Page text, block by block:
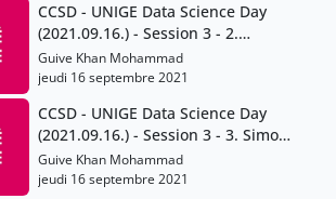
CCSD - UNIGE Data Science Day
(2021.09.16.) - Session 3 - 2.
Moupiya Maji
Guive Khan Mohammad
jeudi 16 septembre 2021
CCSD - UNIGE Data Science Day
(2021.09.16.) - Session 3 - 3. Simon
Gabay and Jean-Luc Falcone
Guive Khan Mohammad
jeudi 16 septembre 2021